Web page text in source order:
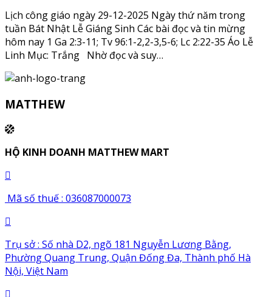
Lịch công giáo ngày 29-12-2025 Ngày thứ năm trong
tuần Bát Nhật Lễ Giáng Sinh Các bài đọc và tin mừng
hôm nay 1 Ga 2:3-11; Tv 96:1-2,2-3,5-6; Lc 2:22-35 Áo Lễ
Linh Mục: Trắng Nhờ đọc và suy…
MATTHEW
HỘ KINH DOANH MATTHEW MART
Mã số thuế : 036087000073
Trụ sở : Số nhà D2, ngõ 181 Nguyễn Lương Bằng,
Phường Quang Trung, Quận Đống Đa, Thành phố Hà
Nội, Việt Nam